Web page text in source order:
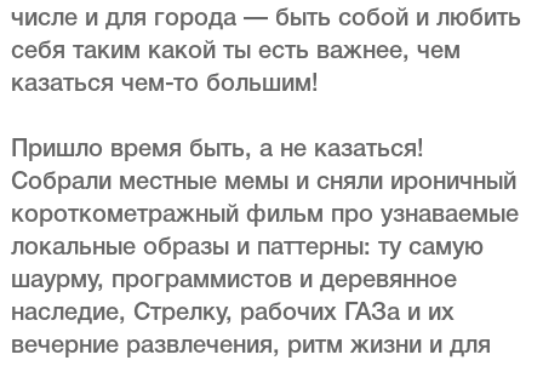
числе и для города — быть собой и любить
себя таким какой ты есть важнее, чем
казаться чем-то большим!
Пришло время быть, а не казаться!
Собрали местные мемы и сняли ироничный
короткометражный фильм про узнаваемые
локальные образы и паттерны: ту самую
шаурму, программистов и деревянное
наследие, Стрелку, рабочих ГАЗа и их
вечерние развлечения, ритм жизни и для